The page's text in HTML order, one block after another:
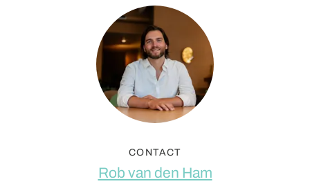
CONTACT
Rob van den Ham